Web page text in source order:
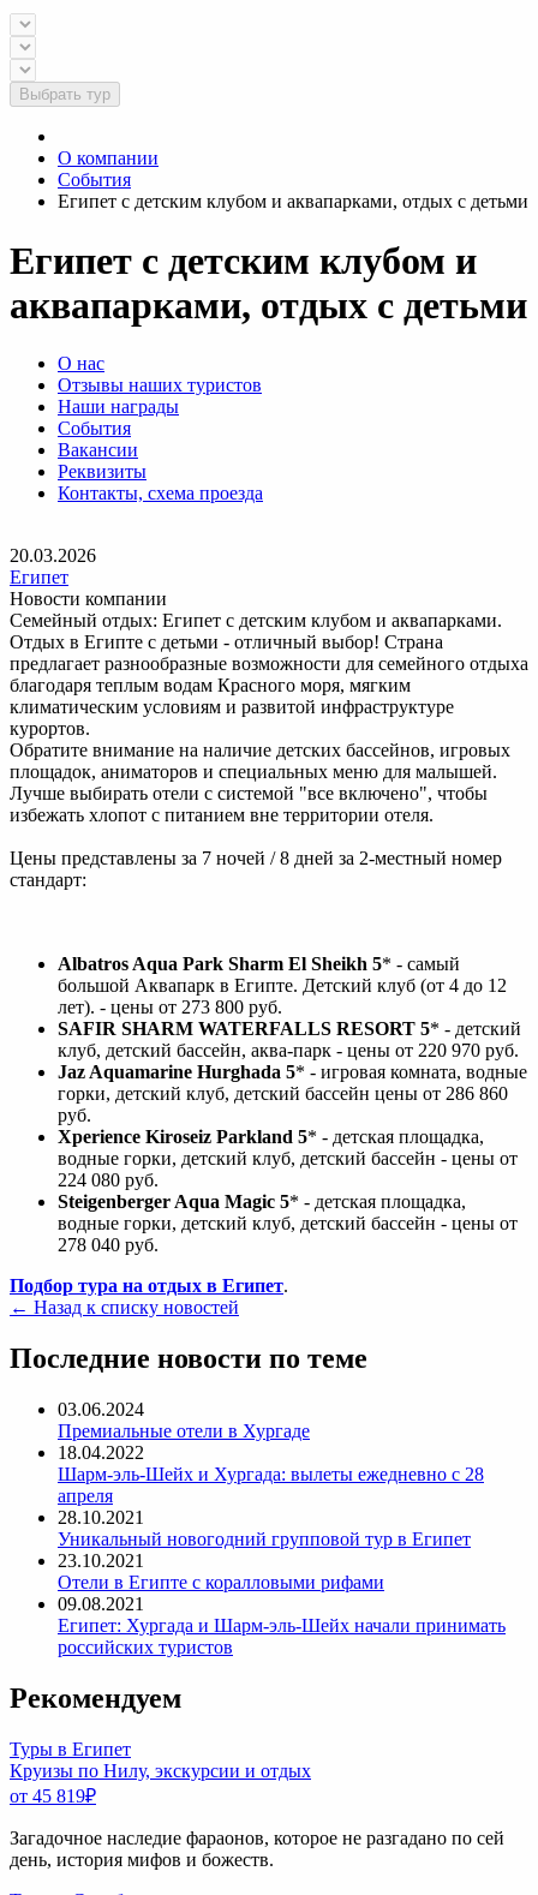
Выбрать тур
О компании
События
Египет с детским клубом и аквапарками, отдых с детьми
Египет с детским клубом и
аквапарками, отдых с детьми
О нас
Отзывы наших туристов
Наши награды
События
Вакансии
Реквизиты
Контакты, схема проезда
20.03.2026
Египет
Новости компании
Семейный отдых: Египет с детским клубом и аквапарками.
Отдых в Египте с детьми - отличный выбор! Страна
предлагает разнообразные возможности для семейного отдыха
благодаря теплым водам Красного моря, мягким
климатическим условиям и развитой инфраструктуре
курортов.
Обратите внимание на наличие детских бассейнов, игровых
площадок, аниматоров и специальных меню для малышей.
Лучше выбирать отели с системой "все включено", чтобы
избежать хлопот с питанием вне территории отеля.
Цены представлены за 7 ночей / 8 дней за 2-местный номер
стандарт:
Albatros Aqua Park Sharm El Sheikh 5* - самый
большой Аквапарк в Египте. Детский клуб (от 4 до 12
лет). - цены от 273 800 руб.
SAFIR SHARM WATERFALLS RESORT 5* - детский
клуб, детский бассейн, аква-парк - цены от 220 970 руб.
Jaz Aquamarine Hurghada 5* - игровая комната, водные
горки, детский клуб, детский бассейн цены от 286 860
руб.
Xperience Kiroseiz Parkland 5* - детская площадка,
водные горки, детский клуб, детский бассейн - цены от
224 080 руб.
Steigenberger Aqua Magic 5* - детская площадка,
водные горки, детский клуб, детский бассейн - цены от
278 040 руб.
Подбор тура на отдых в Египет.
← Назад к списку новостей
Последние новости по теме
03.06.2024
Премиальные отели в Хургаде
18.04.2022
Шарм-эль-Шейх и Хургада: вылеты ежедневно с 28
апреля
28.10.2021
Уникальный новогодний групповой тур в Египет
23.10.2021
Отели в Египте с коралловыми рифами
09.08.2021
Египет: Хургада и Шарм-эль-Шейх начали принимать
российских туристов
Рекомендуем
Туры в Египет
Круизы по Нилу, экскурсии и отдых
от 45 819₽
Загадочное наследие фараонов, которое не разгадано по сей
день, история мифов и божеств.